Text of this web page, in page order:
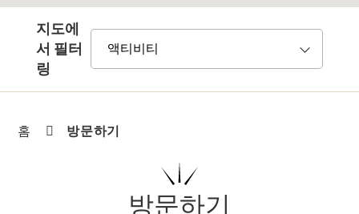
지도에
서 필터
링
홈 방문하기
방문하기